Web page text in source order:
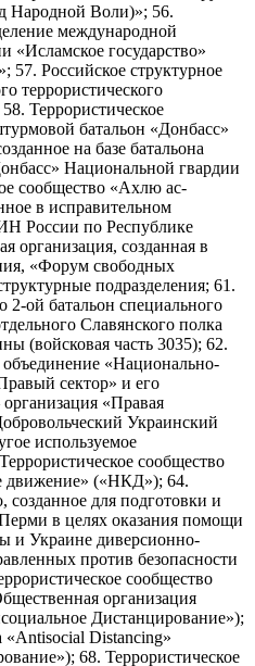
Народной Воли)»; 56.
международной
«Исламское государство»
57. Российское структурное
террористического
Террористическое
батальон «Донбасс»
на базе батальона
Национальной гвардии
сообщество «Ахлю ас-
в исправительном
России по Республике
организация, созданная в
«Форум свободных
подразделения; 61.
2-ой батальон специального
Славянского полка
(войсковая часть 3035); 62.
«Национально-
сектор» и его
«Правая
Украинский
используемое
сообщество
движение» («НКД»); 64.
созданное для подготовки и
в целях оказания помощи
и Украине диверсионно-
против безопасности
сообщество
организация
Дистанцирование»);
Distancing»
68. Террористическое